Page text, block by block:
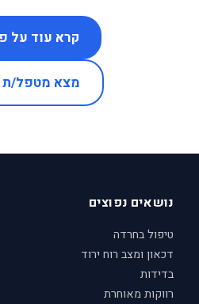
קרא עוד על
מצא מטפל/ת
נושאים נפוצים
טיפול בחרדה
דכאון ומצב רוח ירוד
בדידות
רווקות מאוחרת